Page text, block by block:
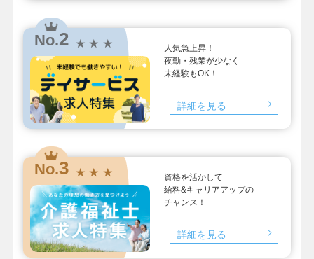
No.2 ★ ★ ★
人気急上昇！
夜勤・残業が少なく
未経験もOK！
詳細を見る
No.3 ★ ★ ★
資格を活かして
給料&キャリアアップの
チャンス！
詳細を見る